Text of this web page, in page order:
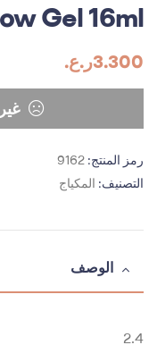
Gel 16ml
3.300ر.ع.
رمز المنتج: 9162
التصنيف: المكياج
الوصف
2.4